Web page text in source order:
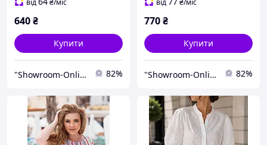
від ₴/міс
640₴
Купити
"Showroom-Online": Тисячі образів — один клік! 82%
від ₴/міс
770₴
Купити
"Showroom-Online": Тисячі образів — один клік! 82%